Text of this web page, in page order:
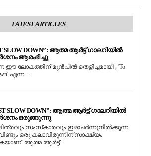
LATEST ARTICLES
SLOW DOWN”: ആത്മ ആർട്ട് ഗാലറിയിൽ
ആരംഭിച്ചു
ഈ ലോകത്തിന് മുൻപിൽ തെളിച്ചമായി , 'To
എന്ന...
SLOW DOWN”: ആത്മ ആർട്ട് ഗാലറിയിൽ
ഒരുങ്ങുന്നു
സംസ്‌കാരവും ഇഴചേർന്നുനിൽക്കുന്ന
വീണ്ടും ഒരു കലാവിരുന്നിന് സാക്ഷ്യം
ആത്മ ആർട്ട്...